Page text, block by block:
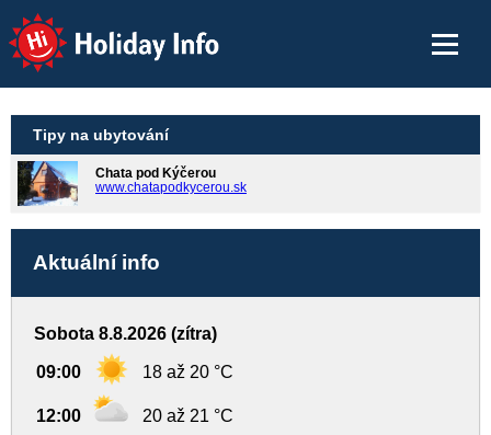
Holiday Info
Tipy na ubytování
Chata pod Kýčerou
www.chatapodkycerou.sk
Aktuální info
Sobota 8.8.2026 (zítra)
09:00 18 až 20 °C
12:00 20 až 21 °C